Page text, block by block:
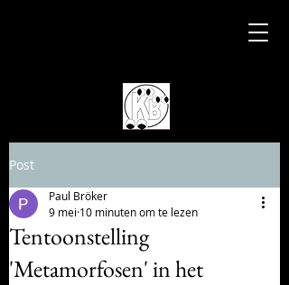
Post
Tentoonstelling
'Metamorfosen' in het
Paul Bröker
9 mei 10 minuten om te lezen